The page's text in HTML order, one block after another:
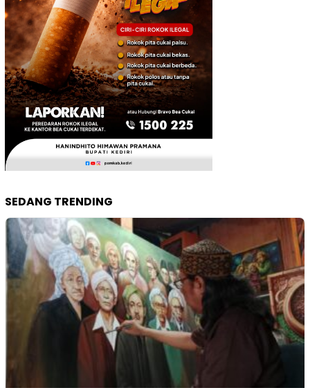
SEDANG TRENDING